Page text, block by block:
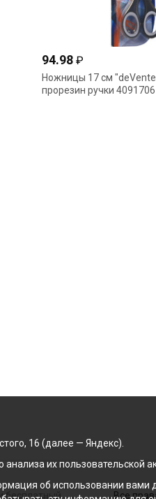
94.98 ₽
Ножницы 17 см
прорезин ручки 4091706
бесплатный Все
16 (далее — Яндекс).
их пользовательской
об использовании вами